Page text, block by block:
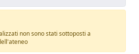
non sono stati sottoposti a